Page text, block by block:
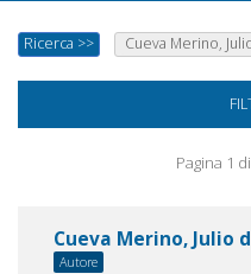
Ricerca >> Cueva Merino,
Pagina 1
Cueva Merino, Julio
Autore